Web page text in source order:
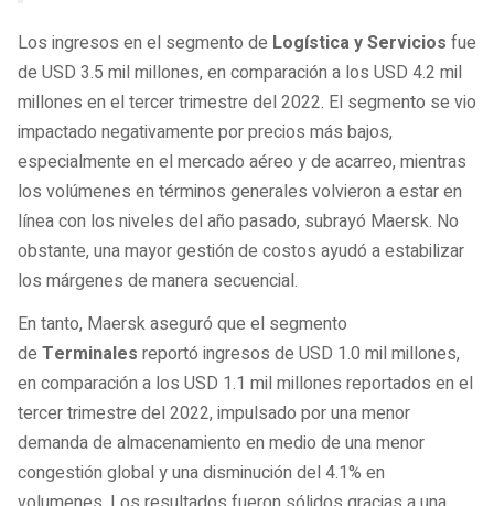
Los ingresos en el segmento de Logística y Servicios fue
de USD 3.5 mil millones, en comparación a los USD 4.2 mil
millones en el tercer trimestre del 2022. El segmento se vio
impactado negativamente por precios más bajos,
especialmente en el mercado aéreo y de acarreo, mientras
los volúmenes en términos generales volvieron a estar en
línea con los niveles del año pasado, subrayó Maersk. No
obstante, una mayor gestión de costos ayudó a estabilizar
los márgenes de manera secuencial.
En tanto, Maersk aseguró que el segmento
de Terminales reportó ingresos de USD 1.0 mil millones,
en comparación a los USD 1.1 mil millones reportados en el
tercer trimestre del 2022, impulsado por una menor
demanda de almacenamiento en medio de una menor
congestión global y una disminución del 4.1% en